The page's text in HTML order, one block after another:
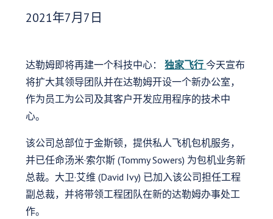
发布日期：
2021年7月7日
达勒姆即将再建一个科技中心：独家飞行今天宣布
将扩大其领导团队并在达勒姆开设一个新办公室，
作为员工为公司及其客户开发应用程序的技术中
心。
该公司总部位于金斯顿，提供私人飞机包机服务，
并已任命汤米·索尔斯 (Tommy Sowers) 为包机业务新
总裁。大卫·艾维 (David Ivy) 已加入该公司担任工程
副总裁，并将带领工程团队在新的达勒姆办事处工
作。